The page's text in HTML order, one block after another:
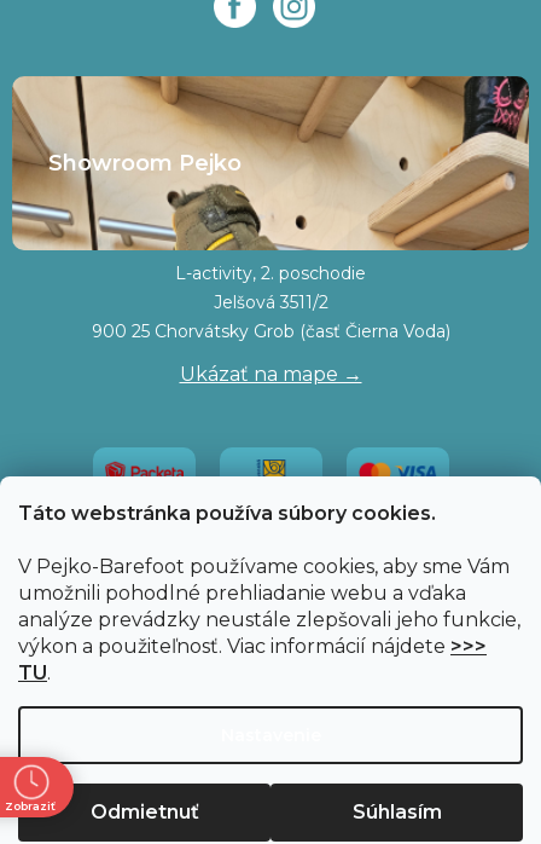
Táto webstránka používa súbory cookies.
V Pejko-Barefoot používame cookies, aby sme Vám
umožnili pohodlné prehliadanie webu a vďaka
analýze prevádzky neustále zlepšovali jeho funkcie,
výkon a použiteľnosť. Viac informácií nájdete >>>
TU.
Odmietnuť Súhlasím
Showroom Pejko
L-activity, 2. poschodie
Jelšová 3511/2
900 25 Chorvátsky Grob (časť Čierna Voda)
Ukázať na mape →
Copyright 2026 Pejko-Barefoot.sk
vyhradené.
Upraviť nastavenie cookies
Zobraziť